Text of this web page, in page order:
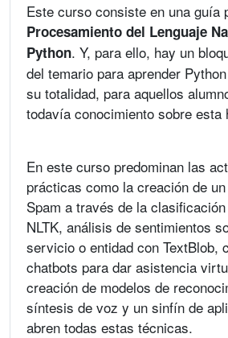
Este curso consiste en una guía
Procesamiento del Lenguaje
Python. Y, para ello, hay un
del temario para aprender
su totalidad, para aquellos
todavía conocimiento sobre esta
En este curso predominan las
prácticas como la creación de
Spam a través de la
NLTK, análisis de sentimientos
servicio o entidad con TextBlob,
chatbots para dar asistencia
creación de modelos de
síntesis de voz y un sinfín de
abren todas estas técnicas.